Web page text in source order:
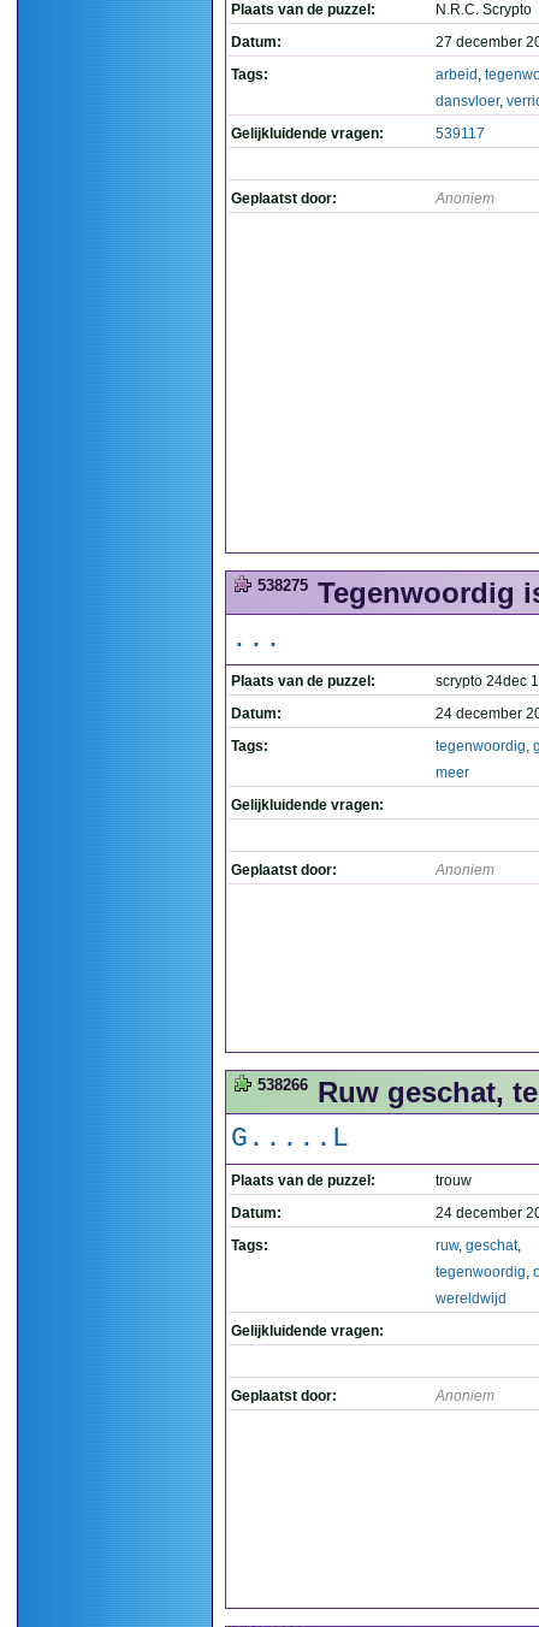
Plaats van de puzzel:
N.R.C. Scrypto
Datum:
27 december
Tags:
arbeid ,
dansvloer,
Gelijkluidende vragen:
539117
Geplaatst door: Anoniem
538275 Tegenwoordig
...
Plaats van de puzzel:
scrypto 24dec
Datum:
24 december
Tags:
tegenwoordig,
meer
Gelijkluidende vragen:
Geplaatst door: Anoniem
538266 Ruw geschat,
G.....L
Plaats van de puzzel:
trouw
Datum:
24 december
Tags:
ruw, geschat,
tegenwoordig,
wereldwijd
Gelijkluidende vragen:
Geplaatst door: Anoniem